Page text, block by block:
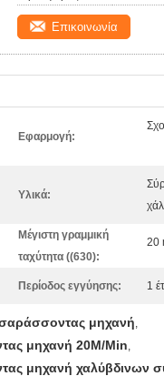
Επικοινωνία
Εφαρμογή:
Υλικά:
Μέγιστη γραμμική
ταχύτητα ((630):
20
Περίοδος εγγύησης: 1
μηχανή,
μηχανή 20M/Min,
μηχανή χαλύβδινων